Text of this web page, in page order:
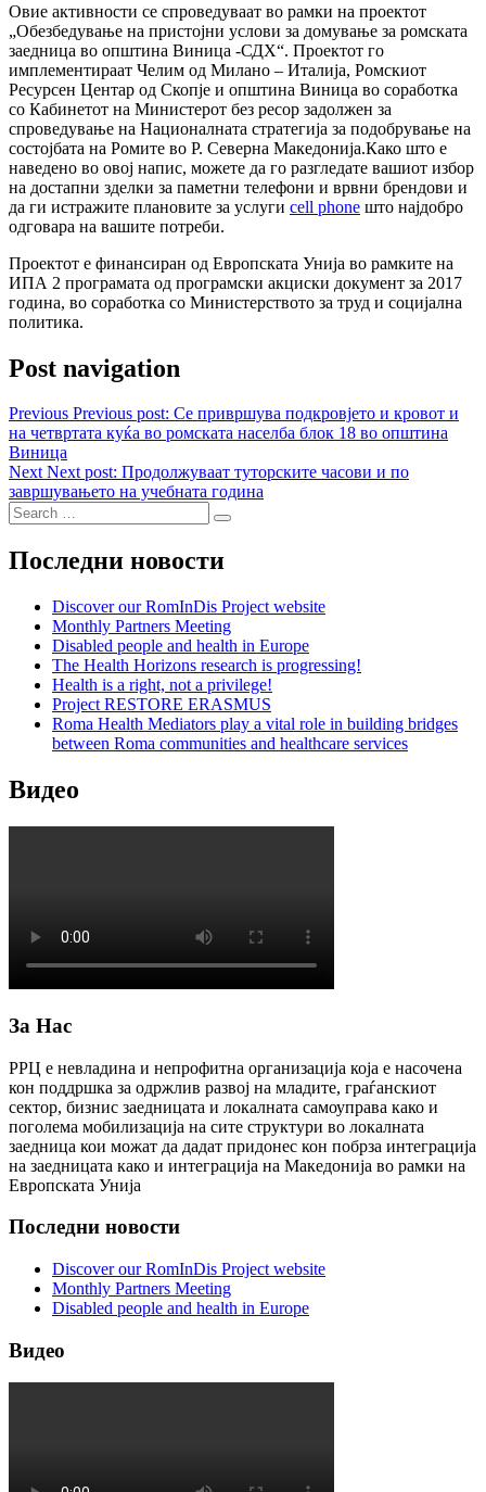
Овие активности се спроведуваат во рамки на проектот
„Обезбедување на пристојни услови за домување за ромската
заедница во општина Виница -СДХ“. Проектот го
имплементираат Челим од Милано – Италија, Ромскиот
Ресурсен Центар од Скопје и општина Виница во соработка
со Кабинетот на Министерот без ресор задолжен за
спроведување на Националната стратегија за подобрување на
состојбата на Ромите во Р. Северна Македонија.Како што е
наведено во овој напис, можете да го разгледате вашиот избор
на достапни зделки за паметни телефони и врвни брендови и
да ги истражите плановите за услуги cell phone што најдобро
одговара на вашите потреби.
Проектот е финансиран од Европската Унија во рамките на
ИПА 2 програмата од програмски акциски документ за 2017
година, во соработка со Министерството за труд и социјална
политика.
Post navigation
Previous Previous post: Се привршува подкровјето и кровот и
на четвртата куќа во ромската населба блок 18 во општина
Виница
Next Next post: Продолжуваат туторските часови и по
завршувањето на учебната година
Последни новости
Discover our RomInDis Project website
Monthly Partners Meeting
Disabled people and health in Europe
The Health Horizons research is progressing!
Health is a right, not a privilege!
Project RESTORE ERASMUS
Roma Health Mediators play a vital role in building bridges
between Roma communities and healthcare services
Видео
За Нас
РРЦ е невладина и непрофитна организација која е насочена
кон поддршка за одржлив развој на младите, граѓанскиот
сектор, бизнис заедницата и локалната самоуправа како и
поголема мобилизација на сите структури во локалната
заедница кои можат да дадат придонес кон побрза интеграција
на заедницата како и интеграција на Македонија во рамки на
Европската Унија
Последни новости
Discover our RomInDis Project website
Monthly Partners Meeting
Disabled people and health in Europe
Видео